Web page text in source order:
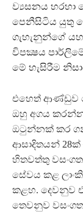
ව්‍යසනය හරහා
පෙනීසිටිය යුතු
ගැහැනුන්ගේ
විපක්‍ෂය
මේ හැසිරීම
එහෙත් ආණ්ඩුව
ඔහු අගය
ඔටුන්නක් කර
ආසාදිතයන්
හිතවත්තු
සේවය කළ
කළහ. දෙවනුව
තෙවනුව